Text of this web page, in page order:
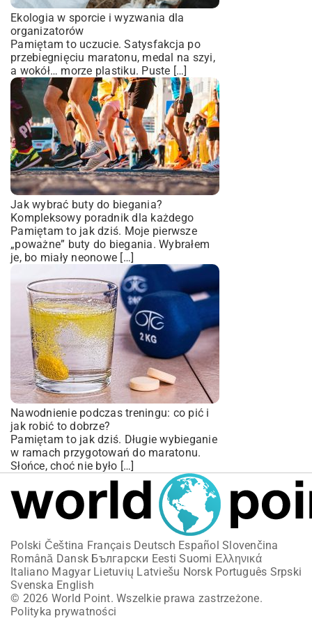
Ekologia w sporcie i wyzwania dla
organizatorów
Pamiętam to uczucie. Satysfakcja po
przebiegnięciu maratonu, medal na szyi,
a wokół… morze plastiku. Puste […]
Jak wybrać buty do biegania?
Kompleksowy poradnik dla każdego
Pamiętam to jak dziś. Moje pierwsze
„poważne” buty do biegania. Wybrałem
je, bo miały neonowe […]
Nawodnienie podczas treningu: co pić i
jak robić to dobrze?
Pamiętam to jak dziś. Długie wybieganie
w ramach przygotowań do maratonu.
Słońce, choć nie było […]
Polski Čeština Français Deutsch Español Slovenčina
Română Dansk Български Eesti Suomi Ελληνικά
Italiano Magyar Lietuvių Latviešu Norsk Português Srpski
Svenska English
© 2026 World Point. Wszelkie prawa zastrzeżone.
Polityka prywatności